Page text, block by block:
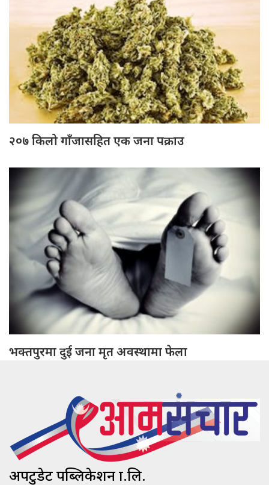
२०७ किलो गाँजासहित एक जना पक्राउ
भक्तपुरमा दुई जना मृत अवस्थामा फेला
अपटुडेट पब्लिकेशन प्रा.लि.